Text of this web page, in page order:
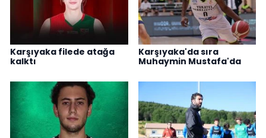
Karşıyaka filede atağa
kalktı
Karşıyaka'da sıra
Muhaymin Mustafa'da